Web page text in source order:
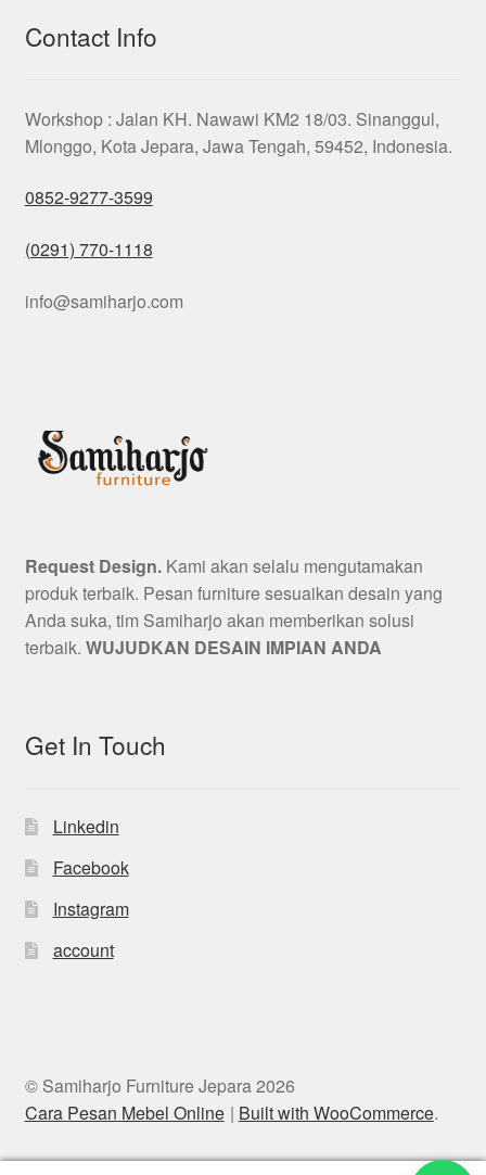
Contact Info
Workshop : Jalan KH. Nawawi KM2 18/03. Sinanggul,
Mlonggo, Kota Jepara, Jawa Tengah, 59452, Indonesia.
0852-9277-3599
(0291) 770-1118
info@samiharjo.com
Request Design.Kami akan selalu mengutamakan
produk terbaik. Pesan furniture sesuaikan desain yang
Anda suka, tim Samiharjo akan memberikan solusi
terbaik. WUJUDKAN DESAIN IMPIAN ANDA
Get In Touch
Linkedin
Facebook
Instagram
account
© Samiharjo Furniture Jepara 2026
Cara Pesan Mebel Online
Built with WooCommerce.